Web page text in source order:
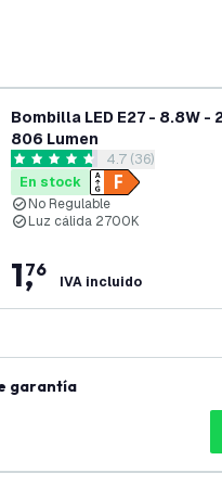
de deseos
Bombilla LED E27 - 8.8W -
806 Lumen
abrir el panel de
4.7 estrellas de puntuación
4.7 (36)
En stock
No Regulable
Luz cálida 2700K
1,
76
IVA incluido
garantía